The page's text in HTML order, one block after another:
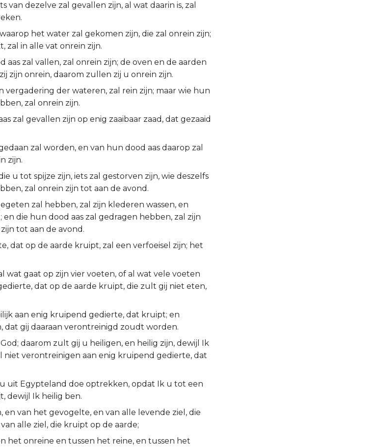
van dezelve zal gevallen zijn, al wat daarin is, zal
het water zal gekomen zijn, die zal onrein zijn;
zal in alle vat onrein zijn.
aas zal vallen, zal onrein zijn; de oven en de aarden
zijn onrein, daarom zullen zij u onrein zijn.
vergadering der wateren, zal rein zijn; maar wie hun
zal onrein zijn.
zal gevallen zijn op enig zaaibaar zaad, dat gezaaid
zal worden, en van hun dood aas daarop zal
zijn.
u tot spijze zijn, iets zal gestorven zijn, wie deszelfs
zal onrein zijn tot aan de avond.
zal hebben, zal zijn klederen wassen, en
die hun dood aas zal gedragen hebben, zal zijn
tot aan de avond.
dat op de aarde kruipt, zal een verfoeisel zijn; het
wat gaat op zijn vier voeten, of al wat vele voeten
dat op de aarde kruipt, die zult gij niet eten,
aan enig kruipend gedierte, dat kruipt; en
dat gij daaraan verontreinigd zoudt worden.
daarom zult gij u heiligen, en heilig zijn, dewijl Ik
niet verontreinigen aan enig kruipend gedierte, dat
u uit Egypteland doe optrekken, opdat Ik u tot een
dewijl Ik heilig ben.
en van het gevogelte, en van alle levende ziel, die
alle ziel, die kruipt op de aarde;
het onreine en tussen het reine, en tussen het